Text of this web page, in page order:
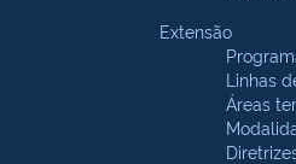
Extensão
Linhas
Áreas